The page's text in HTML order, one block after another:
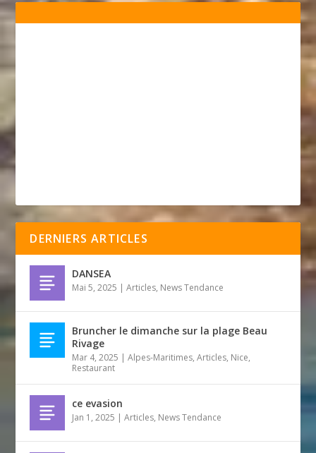
DERNIERS ARTICLES
DANSEA
Mai 5, 2025 |Articles, News Tendance
Bruncher le dimanche sur la plage Beau
Rivage
Mar 4, 2025 |Alpes-Maritimes,Articles, Nice,
Restaurant
ce evasion
Jan 1, 2025 |Articles, News Tendance